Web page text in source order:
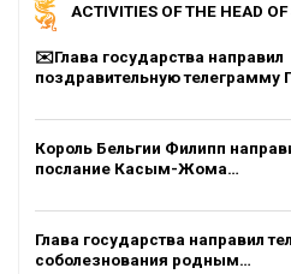
ACTIVITIES OF THE HEAD OF
✉️Глава государства направил
поздравительную телеграмму
Король Бельгии Филипп
послание Касым-Жома…
Глава государства направил
соболезнования родным…